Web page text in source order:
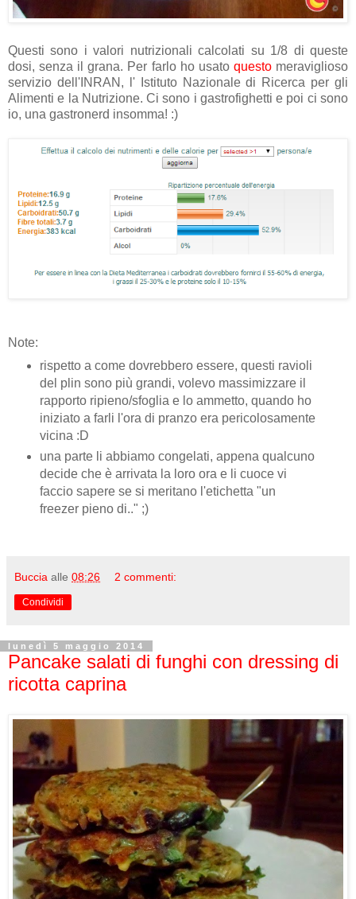
Questi sono i valori nutrizionali calcolati su 1/8 di queste
dosi, senza il grana. Per farlo ho usato questomeraviglioso
servizio dell'INRAN, l' Istituto Nazionale di Ricerca per gli
Alimenti e la Nutrizione. Ci sono i gastrofighetti e poi ci sono
io, una gastronerd insomma! :)
Note:
rispetto a come dovrebbero essere, questi ravioli
del plin sono più grandi, volevo massimizzare il
rapporto ripieno/sfoglia e lo ammetto, quando ho
iniziato a farli l'ora di pranzo era pericolosamente
vicina :D
una parte li abbiamo congelati, appena qualcuno
decide che è arrivata la loro ora e li cuoce vi
faccio sapere se si meritano l'etichetta "un
freezer pieno di.." ;)
Buccia alle 08:26 2 commenti:
Condividi
lunedì 5 maggio 2014
Pancake salati di funghi con dressing di
ricotta caprina